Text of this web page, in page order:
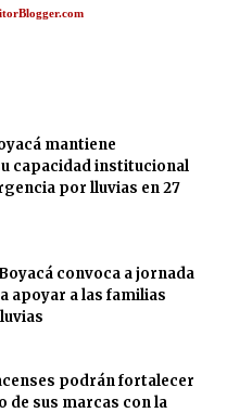
mantiene
capacidad institucional
por lluvias en 27
convoca a jornada
apoyar a las familias
podrán fortalecer
de sus marcas con la